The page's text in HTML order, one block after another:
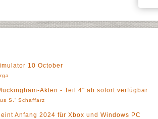
10 October
Akten - Teil 4" ab sofort verfügbar
S.' Schaffarz
Anfang 2024 für Xbox und Windows PC